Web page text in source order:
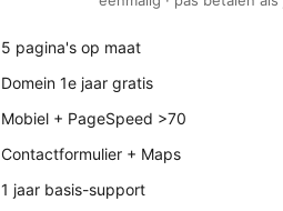
5 pagina's op maat
Domein 1e jaar gratis
Mobiel + PageSpeed >70
Contactformulier + Maps
1 jaar basis-support